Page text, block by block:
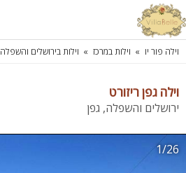
וילה פור יו וילות במרכז וילות בירושלים והשפלה
וילה גפן ריזורט
ירושלים והשפלה, גפן
1/26